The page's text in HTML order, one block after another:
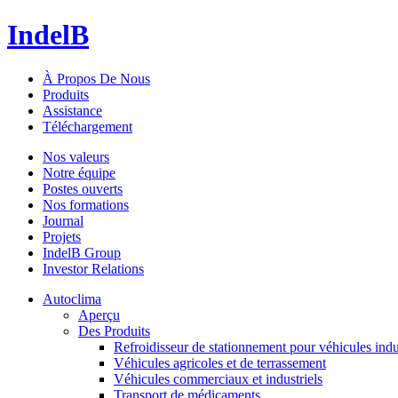
IndelB
À Propos De Nous
Produits
Assistance
Téléchargement
Nos valeurs
Notre équipe
Postes ouverts
Nos formations
Journal
Projets
IndelB Group
Investor Relations
Autoclima
Aperçu
Des Produits
Refroidisseur de stationnement pour véhicules
Véhicules agricoles et de terrassement
Véhicules commerciaux et industriels
Transport de médicaments